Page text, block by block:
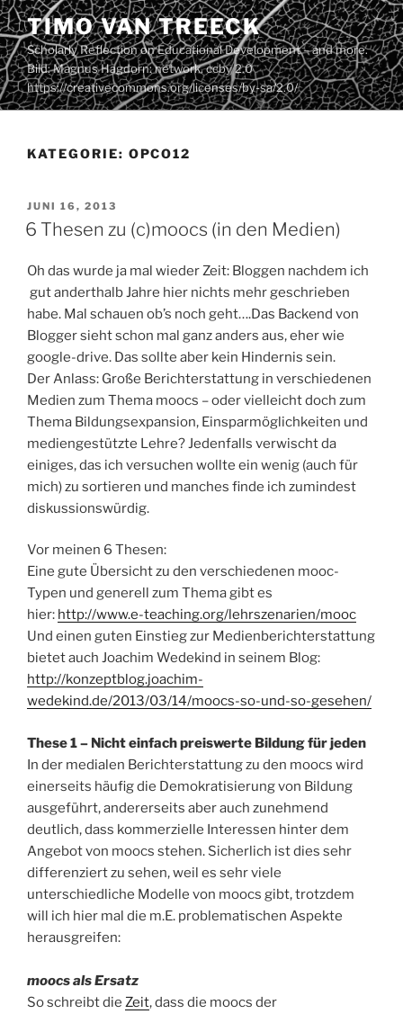
Zum
Inhalt
springen
TIMO VAN TREECK
Scholarly Reflection on Educational Development – and more.
Bild: Magnus Hagdorn: network. ccby 2.0
https://creativecommons.org/licenses/by-sa/2.0/
KATEGORIE: OPCO12
VERÖFFENTLICHT
AM
JUNI 16, 2013
6 Thesen zu (c)moocs (in den Medien)
Oh das wurde ja mal wieder Zeit: Bloggen nachdem ich
gut anderthalb Jahre hier nichts mehr geschrieben
habe. Mal schauen ob’s noch geht….Das Backend von
Blogger sieht schon mal ganz anders aus, eher wie
google-drive. Das sollte aber kein Hindernis sein.
Der Anlass: Große Berichterstattung in verschiedenen
Medien zum Thema moocs – oder vielleicht doch zum
Thema Bildungsexpansion, Einsparmöglichkeiten und
mediengestützte Lehre? Jedenfalls verwischt da
einiges, das ich versuchen wollte ein wenig (auch für
mich) zu sortieren und manches finde ich zumindest
diskussionswürdig.
Vor meinen 6 Thesen:
Eine gute Übersicht zu den verschiedenen mooc-
Typen und generell zum Thema gibt es
hier: http://www.e-teaching.org/lehrszenarien/mooc
Und einen guten Einstieg zur Medienberichterstattung
bietet auch Joachim Wedekind in seinem Blog:
http://konzeptblog.joachim-
wedekind.de/2013/03/14/moocs-so-und-so-gesehen/
These 1 – Nicht einfach preiswerte Bildung für jeden
In der medialen Berichterstattung zu den moocs wird
einerseits häufig die Demokratisierung von Bildung
ausgeführt, andererseits aber auch zunehmend
deutlich, dass kommerzielle Interessen hinter dem
Angebot von moocs stehen. Sicherlich ist dies sehr
differenziert zu sehen, weil es sehr viele
unterschiedliche Modelle von moocs gibt, trotzdem
will ich hier mal die m.E. problematischen Aspekte
herausgreifen:
moocs als Ersatz
So schreibt die Zeit, dass die moocs der